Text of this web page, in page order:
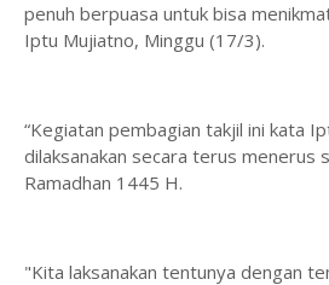
penuh berpuasa untuk bisa
Iptu Mujiatno, Minggu (17/3).
“Kegiatan pembagian takjil ini kata
dilaksanakan secara terus menerus
Ramadhan 1445 H.
"Kita laksanakan tentunya dengan